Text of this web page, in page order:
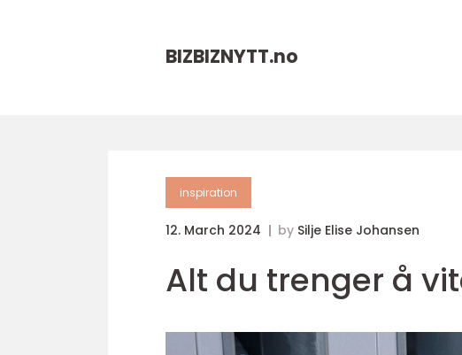
BIZBIZNYTT.no
inspiration
12. March 2024 by Silje Elise Johansen
Alt du trenger å